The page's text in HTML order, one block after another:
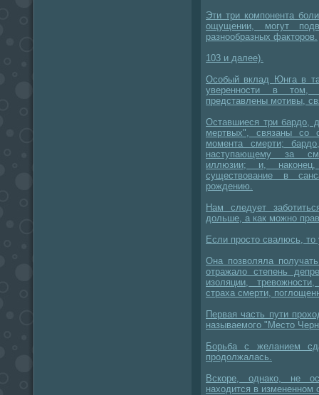
Эти три компонента
ощущении, могут
разнообразных факторов.
103 и далее).
Особый вклад Юнга в
уверенности в том,
представлены мотивы,
Оставшиеся три бардо,
мертвых", связаны со
момента смерти;
наступающему за
иллюзии; и,
существование в
рождению.
Нам следует
дольше, а как можно
Если просто свалюсь, то
Она позволяла
отражало степень
изоляции,
страха смерти,
Первая часть пути
называемого "Место
Борьба с желанием
продолжалась.
Вскоре, однако, не
находится в измененном